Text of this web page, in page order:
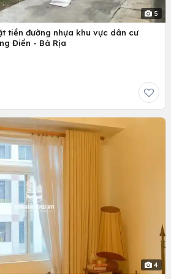
5
tiền đường nhựa khu vực dân cư
Điền - Bà Rịa
4